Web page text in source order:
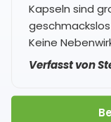
Kapseln sind
Keine
Verfasst von